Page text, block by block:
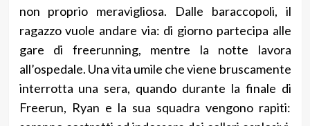
non proprio meravigliosa. Dalle baraccopoli, il
ragazzo vuole andare via: di giorno partecipa alle
gare di freerunning, mentre la notte lavora
all’ospedale. Una vita umile che viene bruscamente
interrotta una sera, quando durante la finale di
Freerun, Ryan e la sua squadra vengono rapiti: